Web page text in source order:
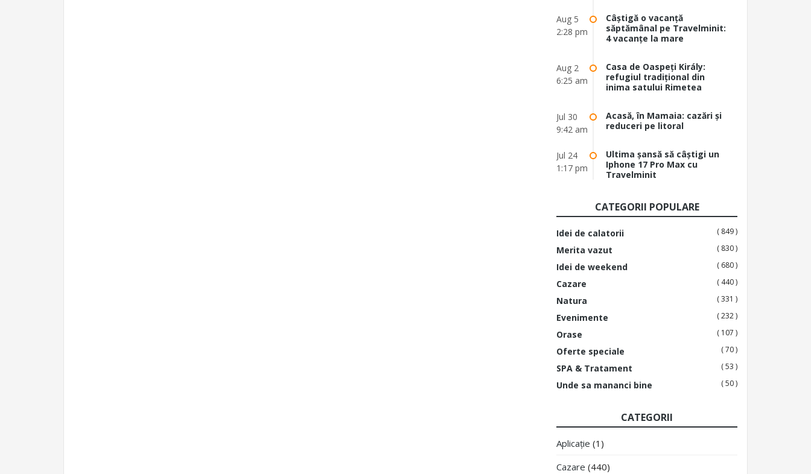
Aug 5
2:28 pm
Câștigă o vacanță
săptămânal pe Travelminit:
4 vacanțe la mare
Aug 2
6:25 am
Casa de Oaspeți Király:
refugiul tradițional din
inima satului Rimetea
Jul 30
9:42 am
Acasă, în Mamaia: cazări și
reduceri pe litoral
Jul 24
1:17 pm
Ultima șansă să câștigi un
Iphone 17 Pro Max cu
Travelminit
CATEGORII POPULARE
Idei de calatorii ( 849 )
Merita vazut ( 830 )
Idei de weekend ( 680 )
Cazare ( 440 )
Natura ( 331 )
Evenimente ( 232 )
Orase ( 107 )
Oferte speciale ( 70 )
SPA & Tratament ( 53 )
Unde sa mananci bine ( 50 )
CATEGORII
Aplicație (1)
Cazare (440)